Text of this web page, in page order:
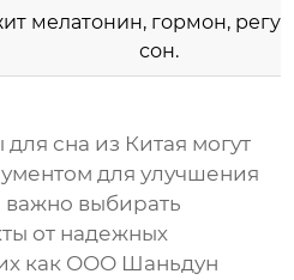
мелатонин, гормон,
сон.
сна из Китая могут
для улучшения
важно выбирать
от надежных
как ООО Шаньдун